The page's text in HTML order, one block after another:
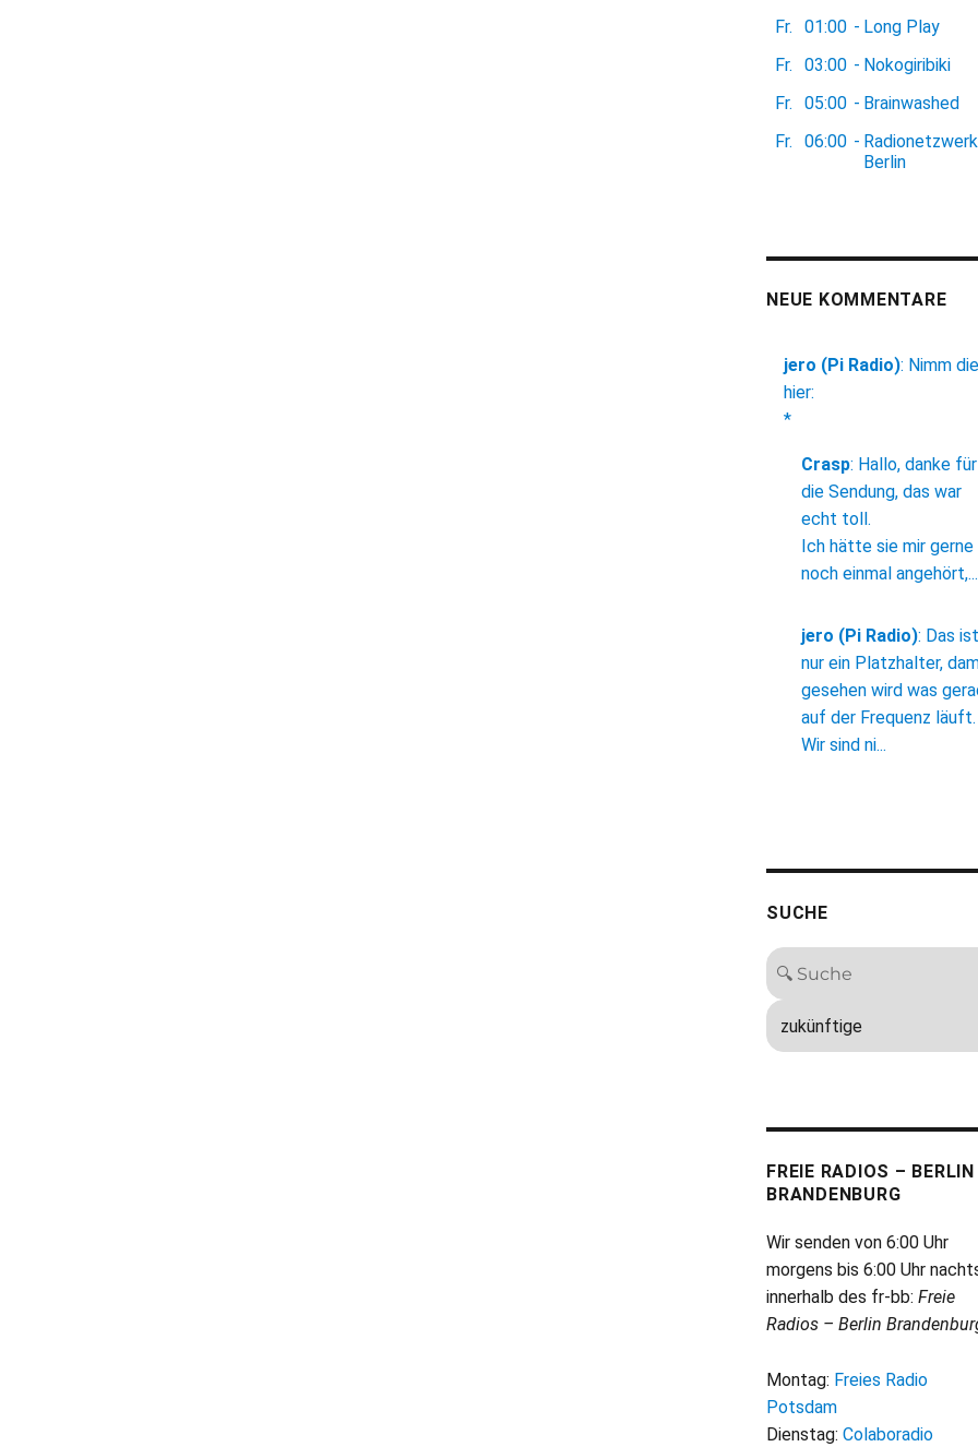
Fr.
01:00 - Long Play
Fr.
03:00 - Nokogiribiki
Fr.
05:00 - Brainwashed
Fr.
06:00 - Radionetzwerk
Berlin
NEUE KOMMENTARE
jero (Pi Radio): Nimm die
hier:
*
Crasp: Hallo, danke für
die Sendung, das war
echt toll.
Ich hätte sie mir gerne
noch einmal angehört,...
jero (Pi Radio): Das ist
nur ein Platzhalter,
gesehen wird was
auf der Frequenz läuft.
Wir sind ni...
SUCHE
FREIE RADIOS – BERLIN
BRANDENBURG
Wir senden von 6:00 Uhr
morgens bis 6:00 Uhr
innerhalb des fr-bb: Freie
Radios – Berlin
Montag: Freies Radio
Potsdam
Dienstag: Colaboradio